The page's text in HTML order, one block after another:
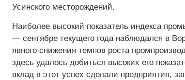
Усинского месторождений.
Наиболее высокий показатель индекса
— сентябре текущего года наблюдался в
явного снижения темпов роста
здесь удалось добиться высоких его
вклад в этот успех сделали предприятия,